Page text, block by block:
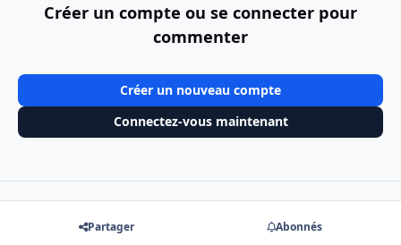
Créer un compte ou se connecter pour
commenter
Créer un nouveau compte
Connectez-vous maintenant
Partager Abonnés